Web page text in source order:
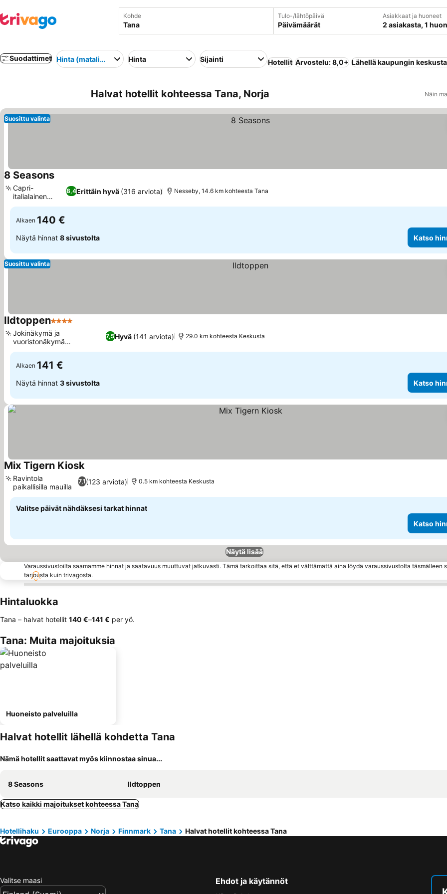
Kohde Tulo-/lähtöpäivä
Päivämäärät
Asiakkaat ja huoneet
2 asiakasta, 1
Suodattimet Hinta (matalimmasta korkeimpaan)
Hinta Sijainti Hotellit Arvostelu: 8,0+ Lähellä kaupungin
Halvat hotellit kohteessa Tana, Norja Näin
Suosittu valinta
8 Seasons
8,4Erittäin hyvä (316 arviota)
Capri-
italialainen
ravintola
Nesseby, 14.6 km kohteesta Tana
Alkaen 140 €
Näytä hinnat 8 sivustolta Katso
Suosittu valinta
Ildtoppen4 Tähtiluokitus
7,5Hyvä (141 arviota)
Jokinäkymä ja
vuoristonäkymä
majoituksessa
29.0 km kohteesta Keskusta
Alkaen 141 €
Näytä hinnat 3 sivustolta Katso
Mix Tigern Kiosk
7,1(123 arviota)
Ravintola
paikallisilla mauilla
0.5 km kohteesta Keskusta
Valitse päivät nähdäksesi tarkat hinnat
Katso
Näytä lisää
Varaussivustoilta saamamme hinnat ja saatavuus muuttuvat jatkuvasti. Tämä tarkoittaa sitä, että et välttämättä aina löydä varaussivustolta täsmälleen
tarjousta kuin trivagosta.
Hintaluokka
Tana – halvat hotellit ‎140 €–‎141 € per yö.
Tana: Muita majoituksia
Huoneisto palveluilla
Halvat hotellit lähellä kohdetta Tana
Nämä hotellit saattavat myös kiinnostaa sinua...
8 Seasons Ildtoppen
Katso kaikki majoitukset kohteessa Tana
Hotellihaku Eurooppa Norja Finnmark Tana Halvat hotellit kohteessa Tana
Valitse maasi Ehdot ja käytännöt